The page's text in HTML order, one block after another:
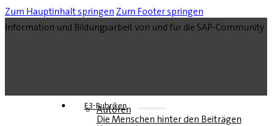
Zum Hauptinhalt springen Zum Footer springen
Information und Bildungsarbeit von und für die SAP-Community
E3-Rubriken
Autoren
Die Menschen hinter den Beiträgen